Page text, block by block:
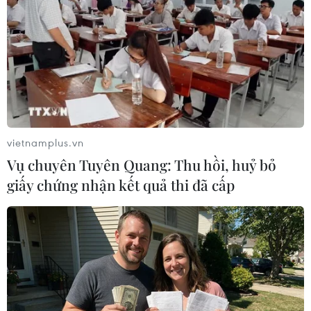
Tiến sỹ Trịnh Thu Tuyết. (Ảnh: PV/Vietnam+)
Về phần Làm văn
Câu 1, đề bài đưa ra yêu cầu nghị luận về “sức
vietnamplus.vn
Vụ chuyên Tuyên Quang: Thu hồi, huỷ bỏ
giấy chứng nhận kết quả thi đã cấp